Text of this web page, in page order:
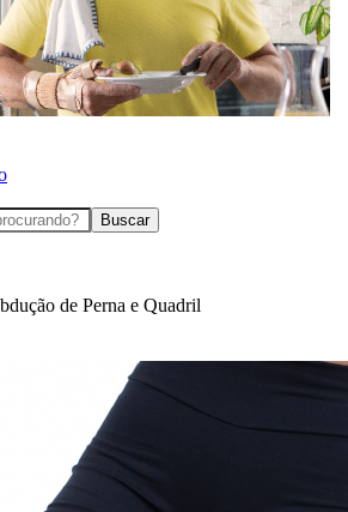
Buscar
de Perna e Quadril